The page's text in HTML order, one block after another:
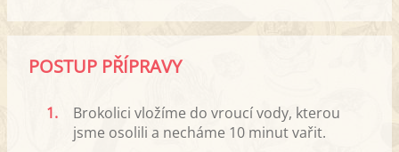
POSTUP PŘÍPRAVY
1.
Brokolici vložíme do vroucí vody, kterou
jsme osolili a necháme 10 minut vařit.